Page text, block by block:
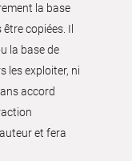
la base
copiées. Il
la base de
les exploiter, ni
accord
et fera